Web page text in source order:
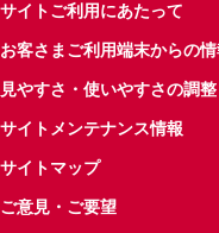
サイトご利用にあたって
お客さまご利用端末からの
見やすさ・使いやすさの調整
サイトメンテナンス情報
サイトマップ
ご意見・ご要望